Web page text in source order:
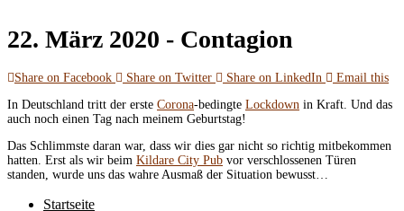
22. März 2020 - Contagion
Share on Facebook Share on Twitter Share on LinkedIn
Email this
In Deutschland tritt der erste Corona-bedingte Lockdown in Kraft. Und das
auch noch einen Tag nach meinem Geburtstag!
Das Schlimmste daran war, dass wir dies gar nicht so richtig mitbekommen
hatten. Erst als wir beim Kildare City Pub vor verschlossenen Türen
standen, wurde uns das wahre Ausmaß der Situation bewusst…
Startseite